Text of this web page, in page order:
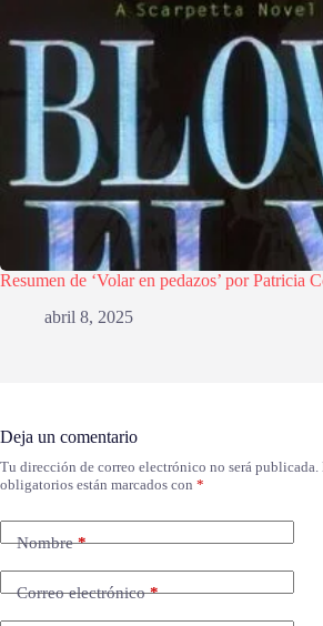
Resumen de ‘Volar en pedazos’ por Patricia
abril 8, 2025
Deja un comentario
Tu dirección de correo electrónico no será publicada.
obligatorios están marcados con *
Nombre*
Correo electrónico*